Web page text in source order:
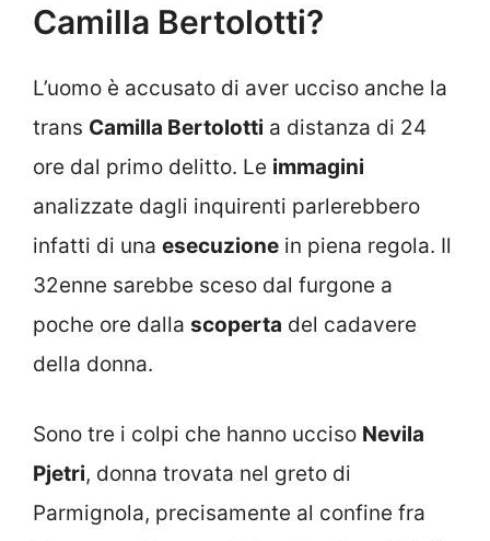
Camilla Bertolotti?
L’uomo è accusato di aver ucciso anche la
trans Camilla Bertolotti a distanza di 24
ore dal primo delitto. Le immagini
analizzate dagli inquirenti parlerebbero
infatti di una esecuzione in piena regola. Il
32enne sarebbe sceso dal furgone a
poche ore dalla scoperta del cadavere
della donna.
Sono tre i colpi che hanno ucciso Nevila
Pjetri, donna trovata nel greto di
Parmignola, precisamente al confine fra